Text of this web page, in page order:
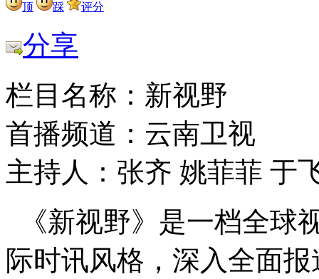
顶 踩 评分
分享
栏目名称：新视野
首播频道：云南卫视
主持人：张齐 姚菲菲 于
《新视野》是一档全球
际时讯风格，深入全面